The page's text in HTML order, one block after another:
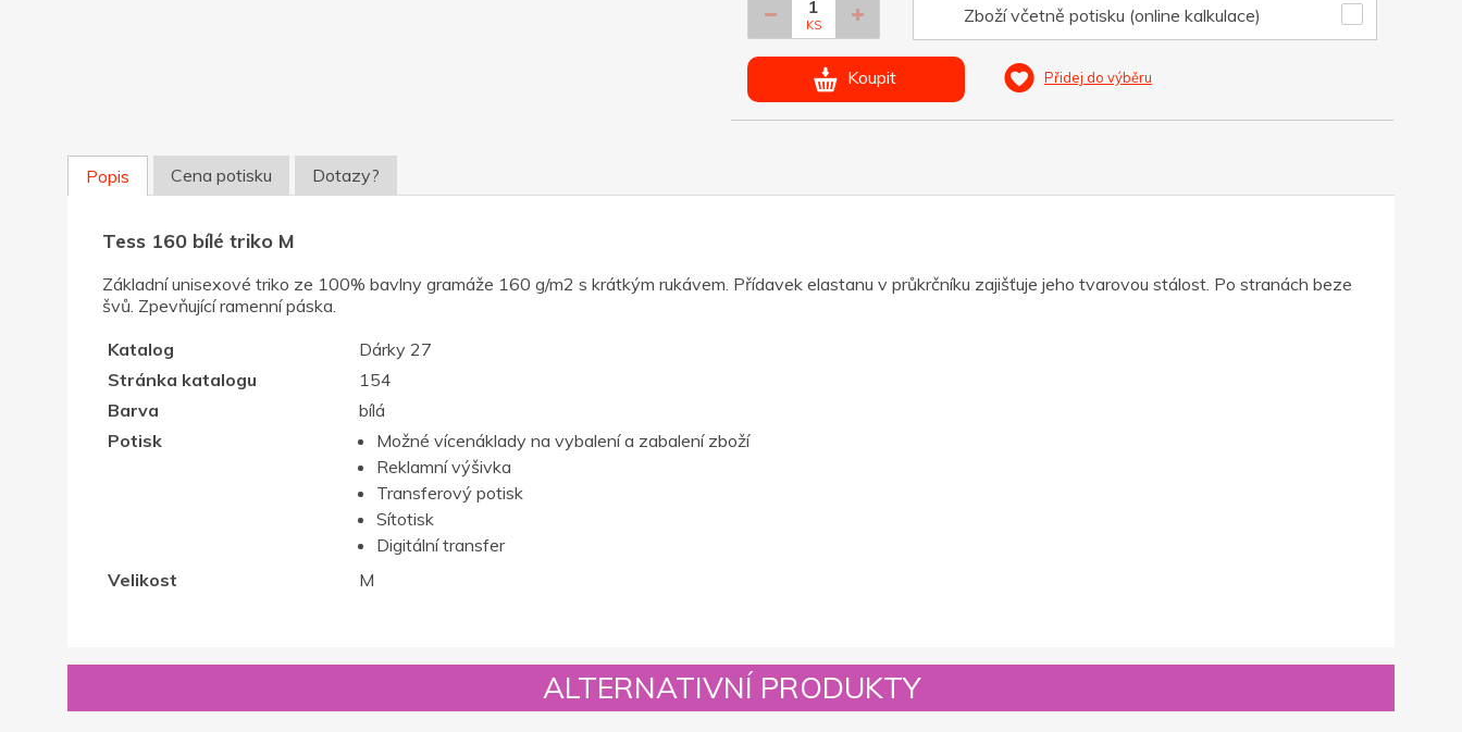
KS Zboží včetně potisku (online kalkulace)
Koupit Přidej do výběru
Popis Cena potisku Dotazy?
Tess 160 bílé triko M
Základní unisexové triko ze 100% bavlny gramáže 160 g/m2 s krátkým rukávem. Přídavek elastanu v průkrčníku zajišťuje jeho tvarovou stálost. Po stranách beze
švů. Zpevňující ramenní páska.
Katalog
Dárky 27
Stránka katalogu
154
Barva
bílá
Potisk
Možné vícenáklady na vybalení a zabalení zboží
Reklamní výšivka
Transferový potisk
Sítotisk
Digitální transfer
Velikost
M
ALTERNATIVNÍ PRODUKTY